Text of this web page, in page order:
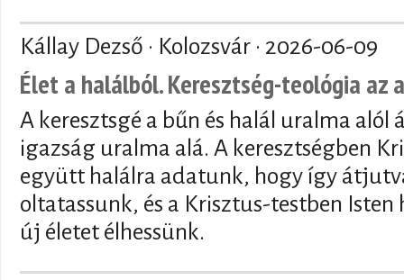
Kállay Dezső · Kolozsvár · 2026-06-09
Élet a halálból. Keresztség-teológia az
A keresztsgé a bűn és halál uralma alól
igazság uralma alá. A keresztségben
együtt halálra adatunk, hogy így
oltatassunk, és a Krisztus-testben
új életet élhessünk.